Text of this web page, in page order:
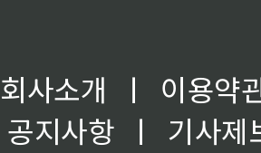
회사소개 ㅣ
이용약
공지사항
ㅣ
기사제